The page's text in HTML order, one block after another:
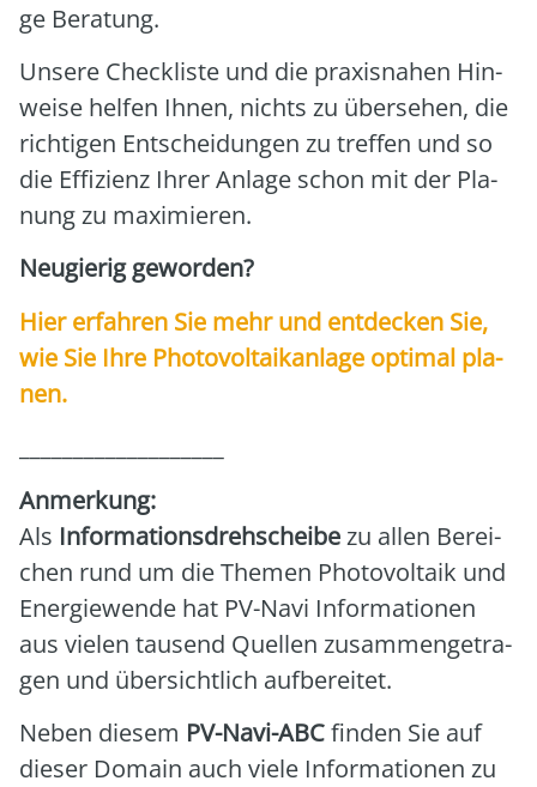
ge Bera­tung.
Unse­re Check­lis­te und die pra­xis­na­hen Hin­
wei­se hel­fen Ihnen, nichts zu über­se­hen, die
rich­ti­gen Ent­schei­dun­gen zu tref­fen und so
die Effi­zi­enz Ihrer Anla­ge schon mit der Pla­
nung zu maxi­mie­ren.
Neu­gie­rig gewor­den?
Hier erfah­ren Sie mehr und ent­de­cken Sie,
wie Sie Ihre Pho­to­vol­ta­ik­an­la­ge opti­mal pla­
nen.
Anmer­kung:
Als Infor­ma­ti­ons­dreh­schei­bezu allen Berei­
chen rund um die The­men Pho­to­vol­ta­ik und
Ener­gie­wen­de hat PV-Navi Infor­ma­tio­nen
aus vie­len tau­send Quel­len zusam­men­ge­tra­
gen und über­sicht­lich auf­be­rei­tet.
Neben die­sem PV-Navi-ABCfin­den Sie auf
die­ser Domain auch vie­le Infor­ma­tio­nen zu